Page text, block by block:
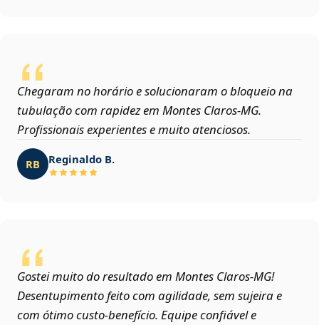
Chegaram no horário e solucionaram o bloqueio na
tubulação com rapidez em Montes Claros‑MG.
Profissionais experientes e muito atenciosos.
RB Reginaldo B.
Gostei muito do resultado em Montes Claros‑MG!
Desentupimento feito com agilidade, sem sujeira e
com ótimo custo-benefício. Equipe confiável e